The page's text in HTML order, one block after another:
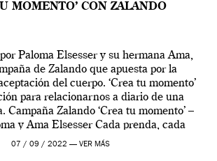
MOMENTO’ CON ZALANDO
Paloma Elsesser y su hermana Ama,
de Zalando que apuesta por la
del cuerpo. ‘Crea tu momento’
para relacionarnos a diario de una
Campaña Zalando ‘Crea tu momento’ –
y Ama Elsesser Cada prenda, cada
cada momento, caracteriza […]
07 / 09 / 2022 — VER MÁS